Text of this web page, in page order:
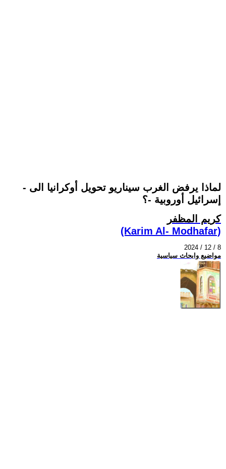
لماذا يرفض الغرب سيناريو تحويل أوكرانيا الى -
إسرائيل أوروبية -؟
كريم المظفر
(Karim Al- Modhafar)
2024 / 12 / 8
مواضيع وابحاث سياسية